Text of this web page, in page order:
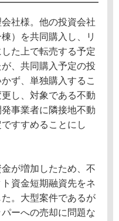
社様。他の投資会社
）を共同購入し、リ
た上で転売する予定
、共同購入予定の投
ず、単独購入するこ
し、対象である不動
事業者に隣接地不動
すすめることにし
が増加したため、不
資金短期融資先をネ
。大型案件であるが
ーへの売却に問題な